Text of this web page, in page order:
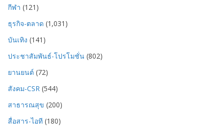
กีฬา (121)
ธุรกิจ-ตลาด (1,031)
บันเทิง (141)
ประชาสัมพันธ์-โปรโมชั่น (802)
ยานยนต์ (72)
สังคม-CSR (544)
สาธารณสุข (200)
สื่อสาร-ไอที (180)